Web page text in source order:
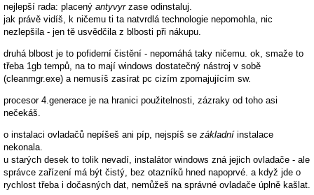
nejlepší rada: placený antyvyrzase odinstaluj.
jak právě vidíš, k ničemu ti ta natvrdlá technologie nepomohla, nic
nezlepšila - jen tě usvědčila z blbosti při nákupu.
druhá blbost je to pofiderní čistění - nepomáhá taky ničemu. ok, smaže to
třeba 1gb tempů, na to mají windows dostatečný nástroj v sobě
(cleanmgr.exe) a nemusíš zasírat pc cizím zpomajujícím sw.
procesor 4.generace je na hranici použitelnosti, zázraky od toho asi
nečekáš.
o instalaci ovladačů nepíšeš ani píp, nejspíš se základníinstalace
nekonala.
u starých desek to tolik nevadí, instalátor windows zná jejich ovladače - ale
správce zařízení má být čistý, bez otazníků hned napoprvé. a když jde o
rychlost třeba i dočasných dat, nemůžeš na správné ovladače úplně kašlat.